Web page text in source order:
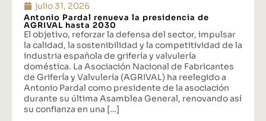
julio 31, 2026
Antonio Pardal renueva la presidencia de
AGRIVAL hasta 2030
El objetivo, reforzar la defensa del sector, impulsar
la calidad, la sostenibilidad y la competitividad de la
industria española de grifería y valvulería
doméstica. La Asociación Nacional de Fabricantes
de Grifería y Valvulería (AGRIVAL) ha reelegido a
Antonio Pardal como presidente de la asociación
durante su última Asamblea General, renovando así
su confianza en una […]